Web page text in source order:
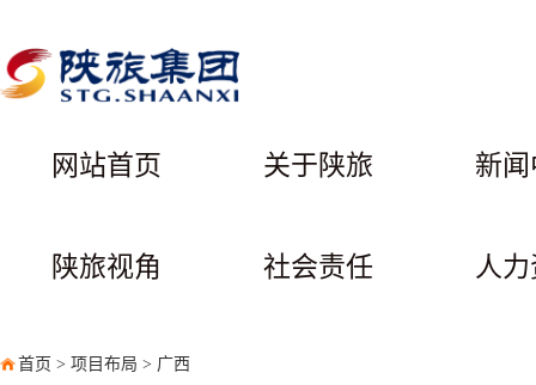
网站首页 关于陕旅 新
陕旅视角 社会责任 人
首页 > 项目布局 > 广西